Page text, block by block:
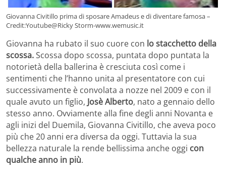
Giovanna Civitillo prima di sposare Amadeus e di diventare famosa –
Credit:Youtube@Ricky Storm-www.wemusic.it
Giovanna ha rubato il suo cuore con lo stacchetto della
scossa.Scossa dopo scossa, puntata dopo puntata la
notorietà della ballerina è cresciuta così come i
sentimenti che l’hanno unita al presentatore con cui
successivamente è convolata a nozze nel 2009 e con il
quale avuto un figlio, Josè Alberto, nato a gennaio dello
stesso anno. Ovviamente alla fine degli anni Novanta e
agli inizi del Duemila, Giovanna Civitillo, che aveva poco
più che 20 anni era diversa da oggi. Tuttavia la sua
bellezza naturale la rende bellissima anche oggi con
qualche anno in più.